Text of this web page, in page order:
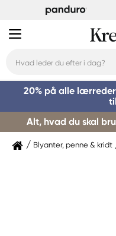
20% på alle
Alt, hvad du skal
Blyanter, penne & kridt